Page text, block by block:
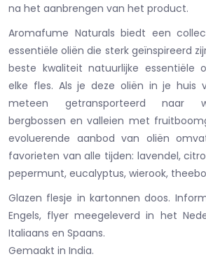
na het aanbrengen van het product.
Aromafume Naturals biedt een
essentiële oliën die sterk geïnspireerd
beste kwaliteit natuurlijke essentiële
elke fles. Als je deze oliën in je huis
meteen getransporteerd naar
bergbossen en valleien met
evoluerende aanbod van oliën
favorieten van alle tijden: lavendel,
pepermunt, eucalyptus, wierook,
Glazen flesje in kartonnen doos.
Engels, flyer meegeleverd in het
Italiaans en Spaans.
Gemaakt in India.